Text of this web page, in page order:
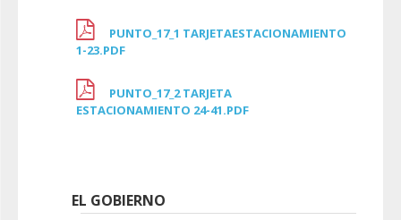
PUNTO_17_1 TARJETAESTACIONAMIENTO
1-23.PDF
PUNTO_17_2 TARJETA
ESTACIONAMIENTO 24-41.PDF
EL GOBIERNO